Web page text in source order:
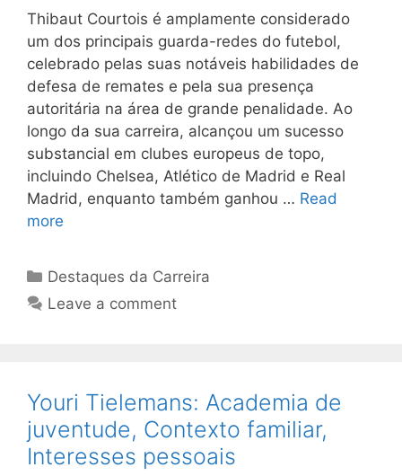
Thibaut Courtois é amplamente considerado
um dos principais guarda-redes do futebol,
celebrado pelas suas notáveis habilidades de
defesa de remates e pela sua presença
autoritária na área de grande penalidade. Ao
longo da sua carreira, alcançou um sucesso
substancial em clubes europeus de topo,
incluindo Chelsea, Atlético de Madrid e Real
Madrid, enquanto também ganhou … Read
more
Categories
Destaques da Carreira
Leave a comment
Youri Tielemans: Academia de
juventude, Contexto familiar,
Interesses pessoais